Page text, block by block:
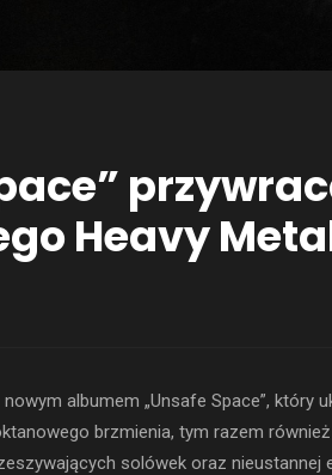
Heavy
albumem „Unsafe Space”, który
brzmienia, tym razem również
solówek oraz nieustannej